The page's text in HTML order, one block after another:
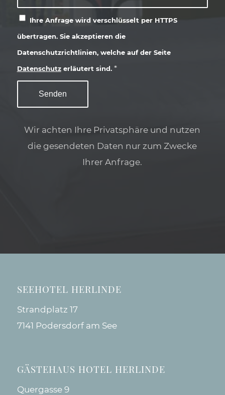
Ihre Anfrage wird verschlüsselt per HTTPS
übertragen. Sie akzeptieren die
Datenschutzrichtlinien, welche auf der Seite
Datenschutzerläutert sind. *
Wir achten Ihre Privatsphäre und nutzen
die gesendeten Daten nur zum Zwecke
Ihrer Anfrage.
SEEHOTEL HERLINDE
Strandplatz 17
7141 Podersdorf am See
GÄSTEHAUS HOTEL HERLINDE
Quergasse 9